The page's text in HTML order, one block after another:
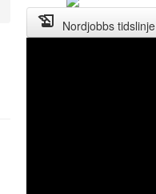
history_edu Nordjobbs tidslinje